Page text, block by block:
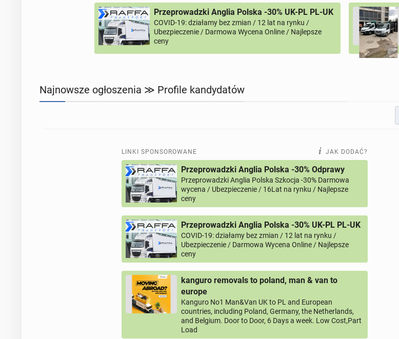
Przeprowadzki Anglia Polska -30% UK-PL PL-UK
COVID-19: działamy bez zmian / 12 lat na rynku /
Ubezpieczenie / Darmowa Wycena Online / Najlepsze
ceny
Najnowsze ogłoszenia ≫ Profile kandydatów
LINKI SPONSOROWANE JAK DODAĆ?
Przeprowadzki Anglia Polska -30% Odprawy
Przeprowadzki Anglia Polska Szkocja -30% Darmowa
wycena / Ubezpieczenie / 16Lat na rynku / Najlepsze
ceny
Przeprowadzki Anglia Polska -30% UK-PL PL-UK
COVID-19: działamy bez zmian / 12 lat na rynku /
Ubezpieczenie / Darmowa Wycena Online / Najlepsze
ceny
kanguro removals to poland, man & van to
europe
Kanguro No1 Man&Van UK to PL and European
countries, including Poland, Germany, the Netherlands,
and Belgium. Door to Door, 6 Days a week. Low Cost,Part
Load